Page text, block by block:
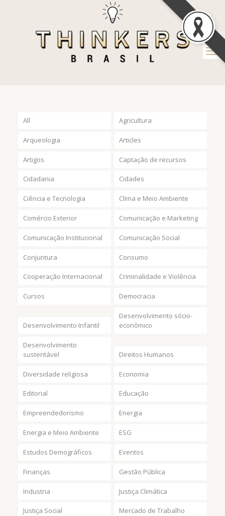
All Agricultura
Arqueologia Articles
Artigos Captação de recursos
Cidadania Cidades
Ciência e Tecnologia Clima e Meio Ambiente
Comércio Exterior Comunicação e Marketing
Comunicação Institucional Comunicação Social
Conjuntura Consumo
Cooperação Internacional Criminalidade e Violência
Cursos Democracia
Desenvolvimento Infantil
Desenvolvimento sócio-
econômico
Desenvolvimento
sustentável
Direitos Humanos
Diversidade religiosa Economia
Editorial Educação
Empreendedorismo Energia
Energia e Meio Ambiente ESG
Estudos Demográficos Eventos
Finanças Gestão Pública
Industria Justiça Climática
Justiça Social Mercado de Trabalho